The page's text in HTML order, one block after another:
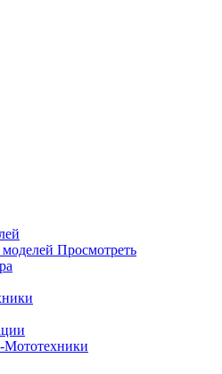
Просмотреть
Мототехники